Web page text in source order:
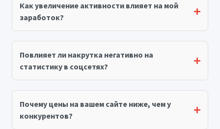
Как увеличение активности влияет на мой
заработок?
Повлияет ли накрутка негативно на
статистику в соцсетях?
Почему цены на вашем сайте ниже, чем у
конкурентов?